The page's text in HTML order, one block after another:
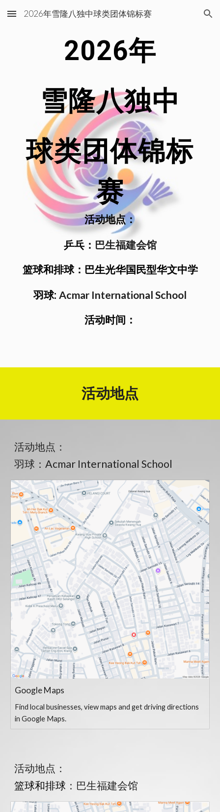
Skip to main content Skip to navigation
2026年雪隆八独中球类团体锦标赛
2026年
雪隆八独中
球类团体锦标
赛
活动地点：
乒乓： 巴生福建会馆
篮球和排球：巴生光华国民型华文中学
羽球: Acmar International School
活动时间：
活动地点
活动地点：
羽球：Acmar International School
Google Maps
Find local businesses, view maps and get driving directions
in Google Maps.
活动地点：
篮球和排球 ： 巴生福建会馆